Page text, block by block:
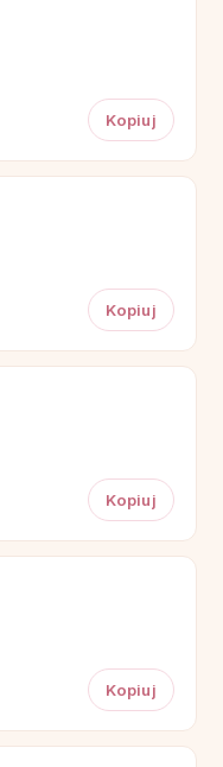
Kopiuj
Kopiuj
Kopiuj
Kopiuj